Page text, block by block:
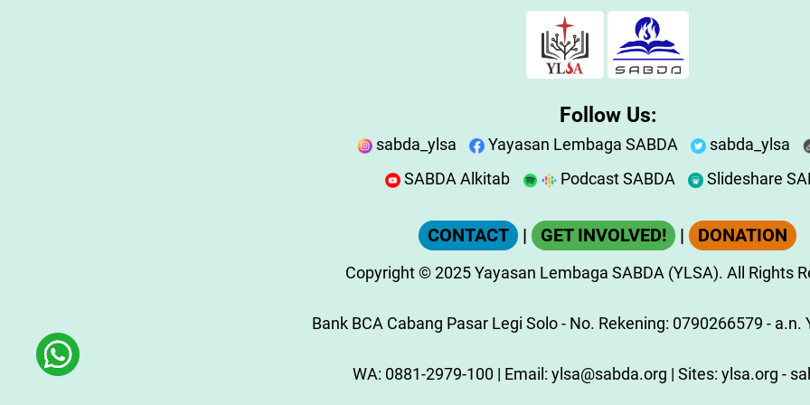
Follow Us:
sabda_ylsa Yayasan Lembaga SABDA
sabda_ylsa
SABDA Alkitab
Podcast SABDA Slideshare
CONTACT | GET INVOLVED! | DONATION
Copyright© 2025Yayasan Lembaga SABDA (YLSA). All Rights
Bank BCA Cabang Pasar Legi Solo - No. Rekening: 0790266579 - a.n.
WA: 0881-2979-100 | Email: ylsa@sabda.org | Sites: ylsa.org -